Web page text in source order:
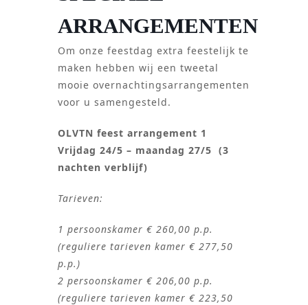
ARRANGEMENTEN
Om onze feestdag extra feestelijk te
maken hebben wij een tweetal
mooie overnachtingsarrangementen
voor u samengesteld.
OLVTN feest arrangement 1
Vrijdag 24/5 – maandag 27/5 (3
nachten verblijf)
Tarieven:
1 persoonskamer € 260,00 p.p.
(reguliere tarieven kamer € 277,50
p.p.)
2 persoonskamer € 206,00 p.p.
(reguliere tarieven kamer € 223,50